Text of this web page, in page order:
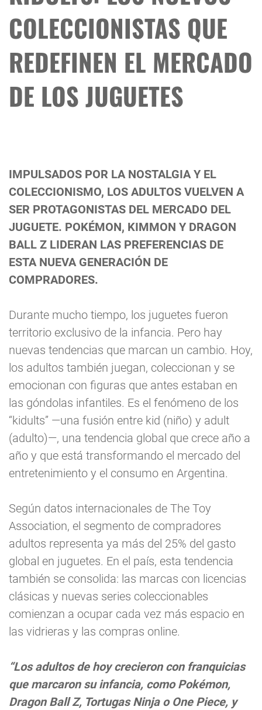
COLECCIONISTAS QUE
REDEFINEN EL MERCADO
DE LOS JUGUETES
IMPULSADOS POR LA NOSTALGIA Y EL
COLECCIONISMO, LOS ADULTOS VUELVEN A
SER PROTAGONISTAS DEL MERCADO DEL
JUGUETE. POKÉMON, KIMMON Y DRAGON
BALL Z LIDERAN LAS PREFERENCIAS DE
ESTA NUEVA GENERACIÓN DE
COMPRADORES.
Durante mucho tiempo, los juguetes fueron
territorio exclusivo de la infancia. Pero hay
nuevas tendencias que marcan un cambio. Hoy,
los adultos también juegan, coleccionan y se
emocionan con figuras que antes estaban en
las góndolas infantiles. Es el fenómeno de los
“kidults” —una fusión entre kid (niño) y adult
(adulto)—, una tendencia global que crece año a
año y que está transformando el mercado del
entretenimiento y el consumo en Argentina.
Según datos internacionales de The Toy
Association, el segmento de compradores
adultos representa ya más del 25% del gasto
global en juguetes. En el país, esta tendencia
también se consolida: las marcas con licencias
clásicas y nuevas series coleccionables
comienzan a ocupar cada vez más espacio en
las vidrieras y las compras online.
“Los adultos de hoy crecieron con franquicias
que marcaron su infancia, como Pokémon,
Dragon Ball Z, Tortugas Ninja o One Piece, y